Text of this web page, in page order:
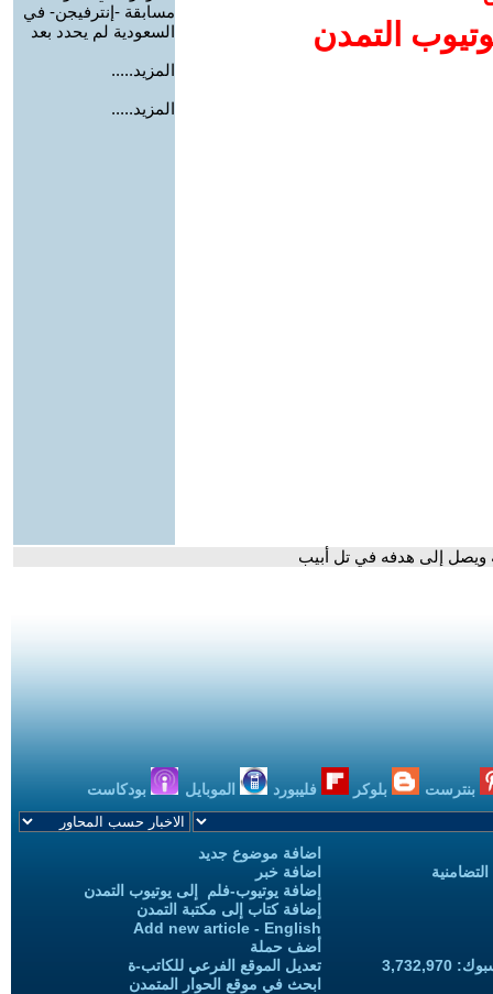
التمدن
مسابقة -إنترفيجن- في
السعودية لم يحدد بعد
المزيد.....
المزيد.....
ويصل إلى هدفه في تل أبيب
بنترست بلوكر فليبورد الموبايل بودكاست
اضافة موضوع جديد
اضافة خبر
إضافة يوتيوب-فلم إلى يوتيوب التمدن
إضافة كتاب إلى مكتبة التمدن
Add new article - English
أضف حملة
تعديل الموقع الفرعي للكاتب-ة
ابحث في موقع الحوار المتمدن